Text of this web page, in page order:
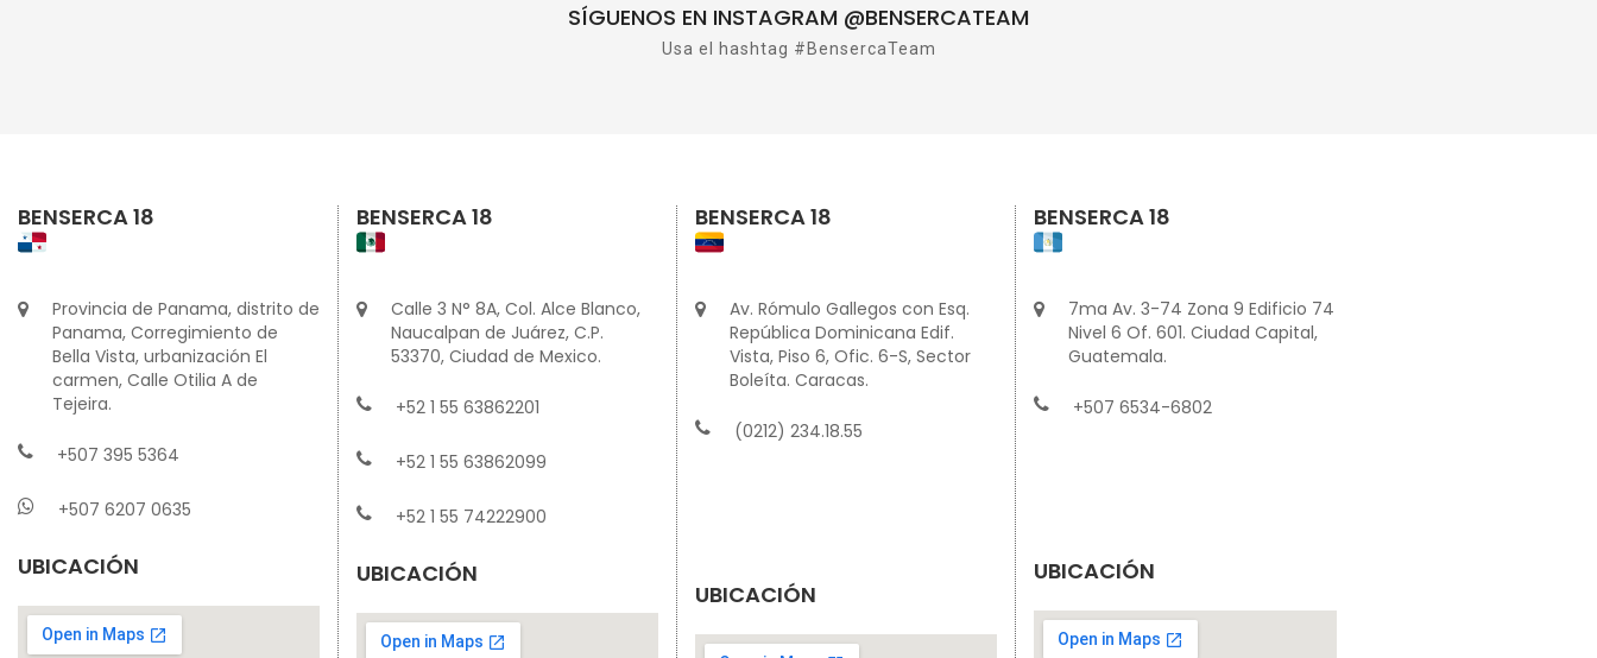
SÍGUENOS EN INSTAGRAM @BENSERCATEAM
Usa el hashtag #BensercaTeam
BENSERCA 18
Provincia de Panama, distrito de
Panama, Corregimiento de
Bella Vista, urbanización El
carmen, Calle Otilia A de
Tejeira.
+507 395 5364
+507 6207 0635
UBICACIÓN
BENSERCA 18
Calle 3 N° 8A, Col. Alce Blanco,
Naucalpan de Juárez, C.P.
53370, Ciudad de Mexico.
+52 1 55 63862201
+52 1 55 63862099
+52 1 55 74222900
UBICACIÓN
BENSERCA 18
Av. Rómulo Gallegos con Esq.
República Dominicana Edif.
Vista, Piso 6, Ofic. 6-S, Sector
Boleíta. Caracas.
(0212) 234.18.55
UBICACIÓN
BENSERCA 18
7ma Av. 3-74 Zona 9 Edificio 74
Nivel 6 Of. 601. Ciudad Capital,
Guatemala.
+507 6534-6802
UBICACIÓN